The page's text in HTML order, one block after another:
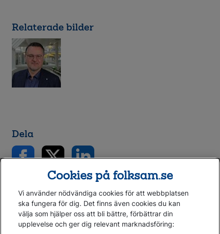
Relaterade bilder
Dela
Cookies på folksam.se
Vi använder nödvändiga cookies för att webbplatsen
ska fungera för dig. Det finns även cookies du kan
välja som hjälper oss att bli bättre, förbättrar din
upplevelse och ger dig relevant marknadsföring: